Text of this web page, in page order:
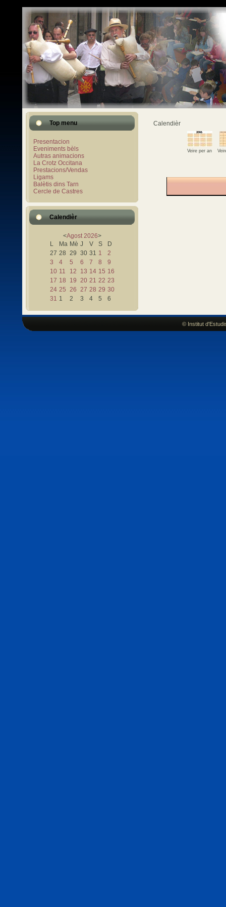
Top menu
Presentacion
Eveniments bèls
Autras animacions
La Crotz Occitana
Prestacions/Vendas
Ligams
Balètis dins Tarn
Cercle de Castres
Calendièr
<Agost 2026>
L
Ma Mè J V S
D
27 28 29 30 31 1
2
3
4 5 6 7 8
9
10 11 12 13 14 15 16
17 18 19 20 21 22 23
24 25 26 27 28 29 30
31 1 2 3 4 5 6
Calendièr
Veire per an
© Institut